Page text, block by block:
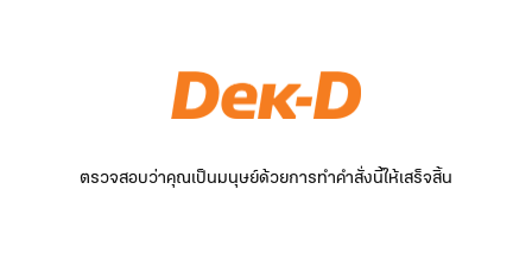
ตรวจสอบว่าคุณเป็นมนุษย์ด้วยการทำคำสั่งนี้ให้เสร็จสิ้น